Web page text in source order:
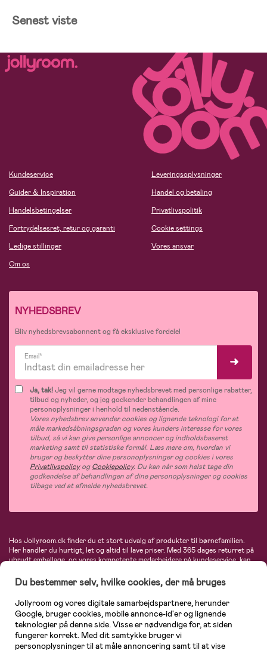
Senest viste
Kundeservice
Guider & Inspiration
Handelsbetingelser
Fortrydelsesret, retur og garanti
Ledige stillinger
Om os
Leveringsoplysninger
Handel og betaling
Privatlivspolitik
Cookie settings
Vores ansvar
NYHEDSBREV
Bliv nyhedsbrevsabonnent og få eksklusive fordele!
Email*
Ja, tak!Jeg vil gerne modtage nyhedsbrevet med personlige rabatter,
tilbud og nyheder, og jeg godkender behandlingen af mine
personoplysninger i henhold til nedenstående.
Vores nyhedsbrev anvender cookies og lignende teknologi for at
måle markedsåbningsgraden og vores kunders interesse for vores
tilbud, så vi kan give personlige annoncer og indholdsbaseret
marketing samt til statistiske formål. Læs mere om, hvordan vi
bruger og beskytter dine personoplysninger og cookies i vores
PrivatlivspolicyogCookiepolicy. Du kan når som helst tage din
godkendelse af behandlingen af dine personoplysninger og cookies
tilbage ved at afmelde nyhedsbrevet.
Hos Jollyroom.dk finder du et stort udvalg af produkter til børnefamilien.
Her handler du hurtigt, let og altid til lave priser. Med 365 dages returret på
ubrudt emballage, og vores kompetente medarbejdere på kundeservice, kan
barnevogne, autostole, børne- og babytøj, produkter til gravide og ammende
mødre, indretning og inspiration, legetøj, babyudstyr og meget mere. Vi
tilbyder produkter fra velkendte varemærker som Britax, Maxi-Cosi, Baby
Jogger, BabyBjörn, Didriksons, KidKraft, Ergobaby, Phillips Avent, Neonate,
Cybex, LEGO og mange flere. Kort sagt - et kæmpe sortiment venter på dig!
Du bestemmer selv, hvilke cookies, der må bruges
Jollyroom og vores digitale samarbejdspartnere, herunder
Google, bruger cookies, mobile annonce-id'er og lignende
teknologier på denne side. Visse er nødvendige for, at siden
fungerer korrekt. Med dit samtykke bruger vi
personoplysninger til at måle annoncering samt til at vise